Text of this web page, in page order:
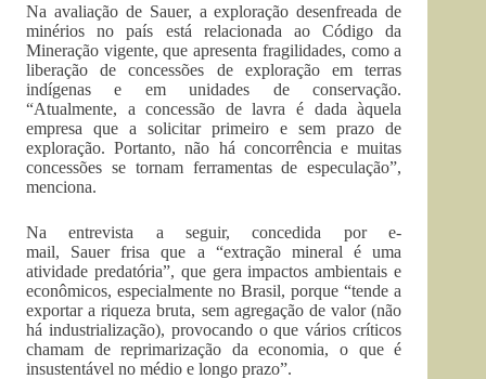
Na avaliação de Sauer, a exploração desenfreada de
minérios no país está relacionada ao Código da
Mineração vigente, que apresenta fragilidades, como a
liberação de concessões de exploração em terras
indígenas e em unidades de conservação.
“Atualmente, a concessão de lavra é dada àquela
empresa que a solicitar primeiro e sem prazo de
exploração. Portanto, não há concorrência e muitas
concessões se tornam ferramentas de especulação”,
menciona.
Na entrevista a seguir, concedida por e-
mail, Sauer frisa que a “extração mineral é uma
atividade predatória”, que gera impactos ambientais e
econômicos, especialmente no Brasil, porque “tende a
exportar a riqueza bruta, sem agregação de valor (não
há industrialização), provocando o que vários críticos
chamam de reprimarização da economia, o que é
insustentável no médio e longo prazo”.